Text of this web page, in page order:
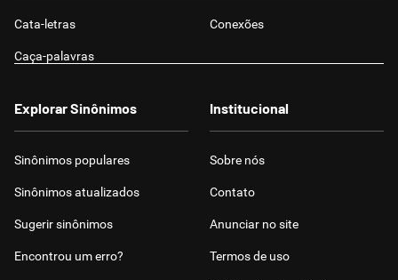
Cata-letras Conexões
Caça-palavras
Explorar Sinônimos
Sinônimos populares
Sinônimos atualizados
Sugerir sinônimos
Encontrou um erro?
Institucional
Sobre nós
Contato
Anunciar no site
Termos de uso